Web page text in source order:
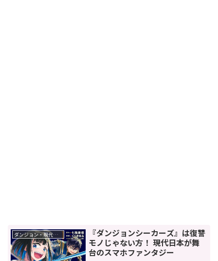
ダンジョン・現代ダンジョン
『ダンジョンシーカーズ』は復讐
モノじゃない方！ 現代日本が舞
台のスマホファンタジー